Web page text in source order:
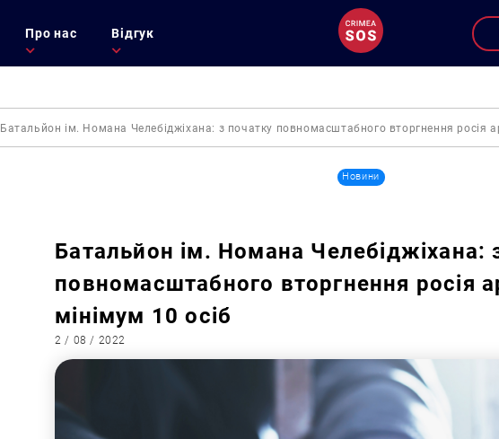
Про нас Відгук
Батальйон ім. Номана Челебіджіхана: з початку повномасштабного вторгнення росія
Новини
Батальйон ім. Номана Челебіджіхана:
повномасштабного вторгнення росія
мінімум 10 осіб
2 / 08 / 2022